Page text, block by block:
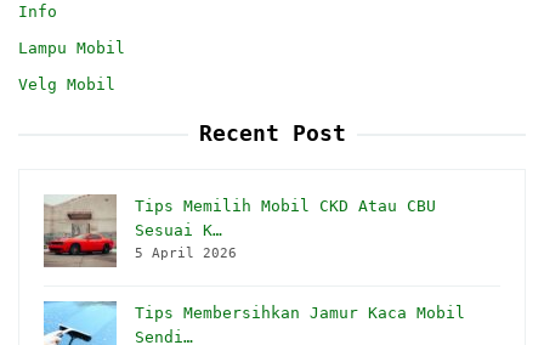
Info
Lampu Mobil
Velg Mobil
Recent Post
Tips Memilih Mobil CKD Atau CBU
Sesuai K…
5 April 2026
Tips Membersihkan Jamur Kaca Mobil
Sendi…